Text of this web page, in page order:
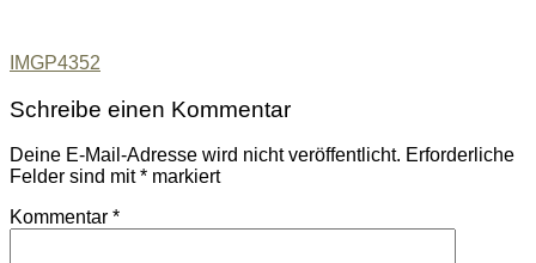
Beitragsnavigation
IMGP4352
Schreibe einen Kommentar
Deine E-Mail-Adresse wird nicht veröffentlicht. Erforderliche
Felder sind mit* markiert
Kommentar *